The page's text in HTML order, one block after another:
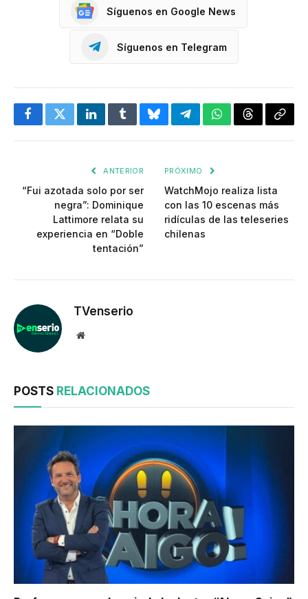
Síguenos en Google News
Síguenos en Telegram
FacebookTwitterLinkedInTumblrBlueskyTelegramWhatsApp
Threads
ANTERIOR
“Fui azotada solo por ser
negra”: Dominique
Lattimore relata su
experiencia en “Doble
tentación”
PRÓXIMO
WatchMojo realiza lista
con las 10 escenas más
ridículas de las teleseries
chilenas
TVenserio
Website
POSTS RELACIONADOS